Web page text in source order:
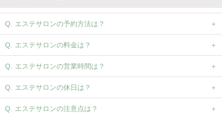
エステサロンの予約方法は？
エステサロンの料金は？
エステサロンの営業時間は？
エステサロンの休日は？
エステサロンの注意点は？